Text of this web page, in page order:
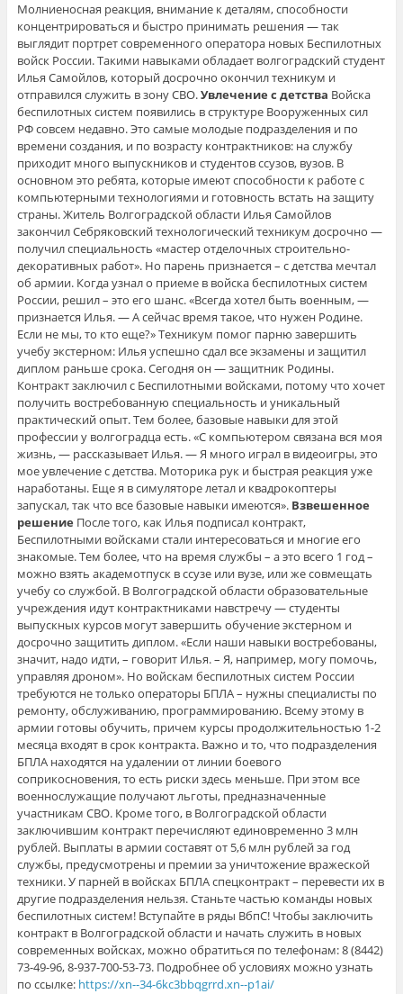
Молниеносная реакция, внимание к деталям, способности
концентрироваться и быстро принимать решения — так
выглядит портрет современного оператора новых Беспилотных
войск России. Такими навыками обладает волгоградский студент
Илья Самойлов, который досрочно окончил техникум и
отправился служить в зону СВО.Увлечение с детства Войска
беспилотных систем появились в структуре Вооруженных сил
РФ совсем недавно. Это самые молодые подразделения и по
времени создания, и по возрасту контрактников: на службу
приходит много выпускников и студентов ссузов, вузов. В
основном это ребята, которые имеют способности к работе с
компьютерными технологиями и готовность встать на защиту
страны. Житель Волгоградской области Илья Самойлов
закончил Себряковский технологический техникум досрочно —
получил специальность «мастер отделочных строительно-
декоративных работ». Но парень признается – с детства мечтал
об армии. Когда узнал о приеме в войска беспилотных систем
России, решил – это его шанс. «Всегда хотел быть военным, —
признается Илья. — А сейчас время такое, что нужен Родине.
Если не мы, то кто еще?» Техникум помог парню завершить
учебу экстерном: Илья успешно сдал все экзамены и защитил
диплом раньше срока. Сегодня он — защитник Родины.
Контракт заключил с Беспилотными войсками, потому что хочет
получить востребованную специальность и уникальный
практический опыт. Тем более, базовые навыки для этой
профессии у волгоградца есть. «С компьютером связана вся моя
жизнь, — рассказывает Илья. — Я много играл в видеоигры, это
мое увлечение с детства. Моторика рук и быстрая реакция уже
наработаны. Еще я в симуляторе летал и квадрокоптеры
запускал, так что все базовые навыки имеются». Взвешенное
решение После того, как Илья подписал контракт,
Беспилотными войсками стали интересоваться и многие его
знакомые. Тем более, что на время службы – а это всего 1 год –
можно взять академотпуск в ссузе или вузе, или же совмещать
учебу со службой. В Волгоградской области образовательные
учреждения идут контрактниками навстречу — студенты
выпускных курсов могут завершить обучение экстерном и
досрочно защитить диплом. «Если наши навыки востребованы,
значит, надо идти, – говорит Илья. – Я, например, могу помочь,
управляя дроном». Но войскам беспилотных систем России
требуются не только операторы БПЛА – нужны специалисты по
ремонту, обслуживанию, программированию. Всему этому в
армии готовы обучить, причем курсы продолжительностью 1-2
месяца входят в срок контракта. Важно и то, что подразделения
БПЛА находятся на удалении от линии боевого
соприкосновения, то есть риски здесь меньше. При этом все
военнослужащие получают льготы, предназначенные
участникам СВО. Кроме того, в Волгоградской области
заключившим контракт перечисляют единовременно 3 млн
рублей. Выплаты в армии составят от 5,6 млн рублей за год
службы, предусмотрены и премии за уничтожение вражеской
техники. У парней в войсках БПЛА спецконтракт – перевести их в
другие подразделения нельзя. Станьте частью команды новых
беспилотных систем! Вступайте в ряды ВбпС! Чтобы заключить
контракт в Волгоградской области и начать служить в новых
современных войсках, можно обратиться по телефонам: 8 (8442)
73-49-96, 8-937-700-53-73. Подробнее об условиях можно узнать
по ссылке: https://xn--34-6kc3bbqgrrd.xn--p1ai/